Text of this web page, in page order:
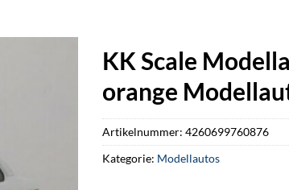
KK Scale
orange
Artikelnummer: 4260699760876
Kategorie: Modellautos